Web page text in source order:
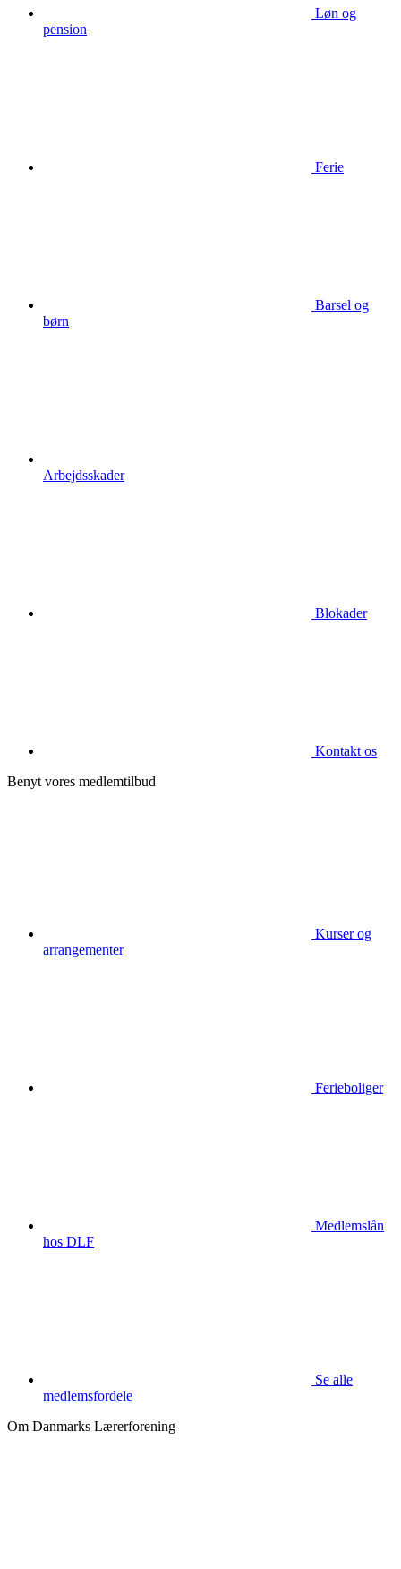
Løn og
pension
Ferie
Barsel og
børn
Arbejdsskader
Blokader
Kontakt os
Benyt vores medlemtilbud
Kurser og
arrangementer
Ferieboliger
Medlemslån
hos DLF
Se alle
medlemsfordele
Om Danmarks Lærerforening